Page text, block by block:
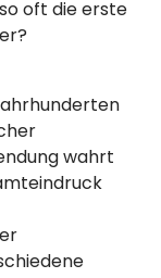
oft die erste
wahrt